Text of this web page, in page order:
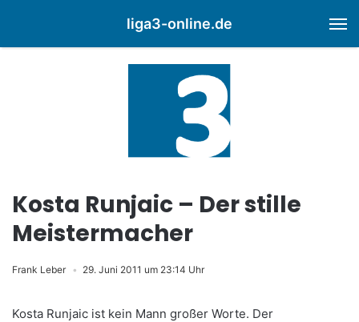
liga3-online.de
Kosta Runjaic – Der stille
Meistermacher
Frank Leber 29. Juni 2011 um 23:14 Uhr
Kosta Runjaic ist kein Mann großer Worte. Der